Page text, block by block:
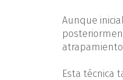
Aunque
Esta técnica